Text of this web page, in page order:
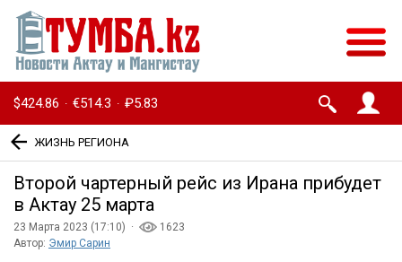
$424.86 · €514.3 · ₽5.83
ЖИЗНЬ РЕГИОНА
Второй чартерный рейс из Ирана прибудет
в Актау 25 марта
23 Марта 2023 (17:10) ·
1623
Автор: Эмир Сарин